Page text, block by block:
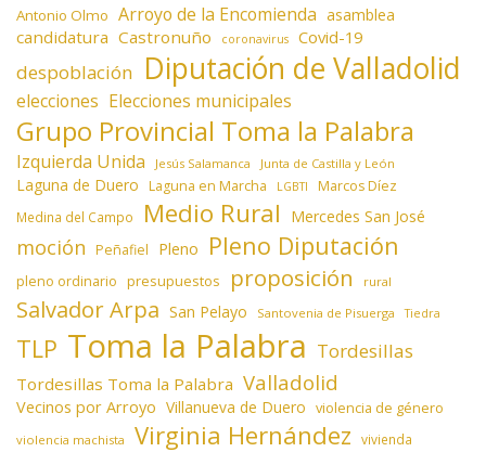
Antonio Olmo Arroyo de la Encomienda asamblea
candidatura Castronuño coronavirus Covid-19
despoblación Diputación de Valladolid
elecciones Elecciones municipales
Grupo Provincial Toma la Palabra
Izquierda Unida Jesús Salamanca Junta de Castilla y León
Laguna de Duero Laguna en Marcha LGBTI Marcos Díez
Medina del Campo Medio Rural Mercedes San José
moción Peñafiel Pleno Pleno Diputación
pleno ordinario presupuestos proposición rural
Salvador Arpa San Pelayo Santovenia de Pisuerga Tiedra
TLP Toma la Palabra Tordesillas
Tordesillas Toma la Palabra Valladolid
Vecinos por Arroyo Villanueva de Duero violencia de género
violencia machista Virginia Hernández vivienda